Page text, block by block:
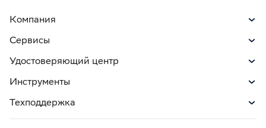
Компания
Сервисы
Удостоверяющий центр
Инструменты
Техподдержка